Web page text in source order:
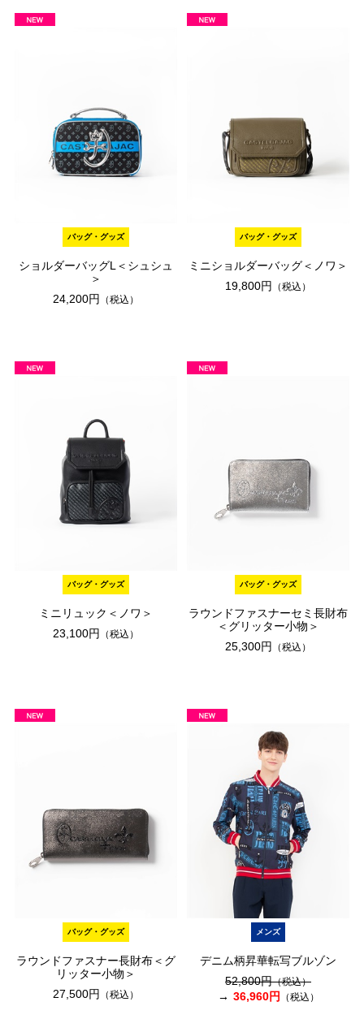
バッグ・グッズ
ショルダーバッグL＜シュシュ
＞
24,200円 （税込）
バッグ・グッズ
ミニショルダーバッグ＜ノワ＞
19,800円 （税込）
バッグ・グッズ
ミニリュック＜ノワ＞
23,100円
（税込）
バッグ・グッズ
ラウンドファスナーセミ長財布
＜グリッター小物＞
25,300円
（税込）
バッグ・グッズ
ラウンドファスナー長財布＜グ
リッター小物＞
27,500円
（税込）
メンズ
デニム柄昇華転写ブルゾン
52,800円（税込）
36,960円 （税込）